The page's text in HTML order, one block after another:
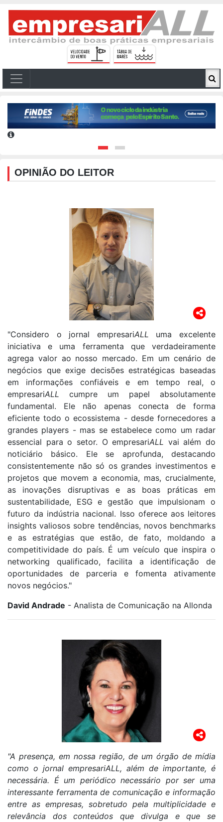
OPINIÃO DO LEITOR
"Considero o jornal empresariALL uma excelente
iniciativa e uma ferramenta que verdadeiramente
agrega valor ao nosso mercado. Em um cenário de
negócios que exige decisões estratégicas baseadas
em informações confiáveis e em tempo real, o
empresariALL cumpre um papel absolutamente
fundamental. Ele não apenas conecta de forma
eficiente todo o ecossistema - desde fornecedores a
grandes players - mas se estabelece como um radar
essencial para o setor. O empresariALL vai além do
noticiário básico. Ele se aprofunda, destacando
consistentemente não só os grandes investimentos e
projetos que movem a economia, mas, crucialmente,
as inovações disruptivas e as boas práticas em
sustentabilidade, ESG e gestão que impulsionam o
futuro da indústria nacional. Isso oferece aos leitores
insights valiosos sobre tendências, novos benchmarks
e as estratégias que estão, de fato, moldando a
competitividade do país. É um veículo que inspira o
networking qualificado, facilita a identificação de
oportunidades de parceria e fomenta ativamente
novos negócios."
David Andrade - Analista de Comunicação na Allonda
"A presença, em nossa região, de um órgão de mídia
como o jornal empresariALL, além de importante, é
necessária. É um periódico necessário por ser uma
interessante ferramenta de comunicação e informação
entre as empresas, sobretudo pela multiplicidade e
relevância dos conteúdos que divulga e que se